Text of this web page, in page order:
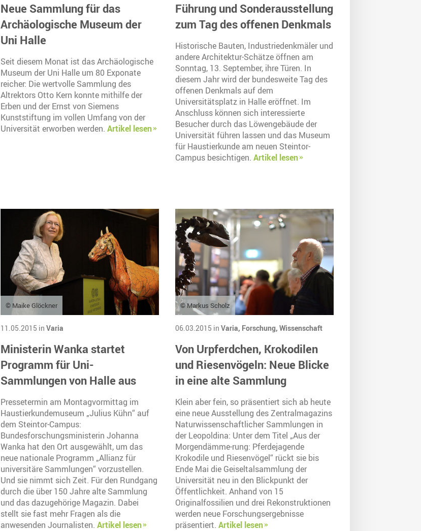
Neue Sammlung für das
Archäologische Museum der
Uni Halle
Seit diesem Monat ist das Archäologische
Museum der Uni Halle um 80 Exponate
reicher: Die wertvolle Sammlung des
Altrektors Otto Kern konnte mithilfe der
Erben und der Ernst von Siemens
Kunststiftung im vollen Umfang von der
Universität erworben werden. Artikel lesen
Führung und Sonderausstellung
zum Tag des offenen Denkmals
Historische Bauten, Industriedenkmäler und
andere Architektur-Schätze öffnen am
Sonntag, 13. September, ihre Türen. In
diesem Jahr wird der bundesweite Tag des
offenen Denkmals auf dem
Universitätsplatz in Halle eröffnet. Im
Anschluss können sich interessierte
Besucher durch das Löwengebäude der
Universität führen lassen und das Museum
für Haustierkunde am neuen Steintor-
Campus besichtigen. Artikel lesen
© Maike Glöckner
11.05.2015 in Varia
Ministerin Wanka startet
Programm für Uni-
Sammlungen von Halle aus
Pressetermin am Montagvormittag im
Haustierkundemuseum „Julius Kühn“ auf
dem Steintor-Campus:
Bundesforschungsministerin Johanna
Wanka hat den Ort ausgewählt, um das
neue nationale Programm „Allianz für
universitäre Sammlungen“ vorzustellen.
Und sie nimmt sich Zeit. Für den Rundgang
durch die über 150 Jahre alte Sammlung
und das dazugehörige Magazin. Dabei
stellt sie fast mehr Fragen als die
anwesenden Journalisten. Artikel lesen
© Markus Scholz
06.03.2015 in Varia, Forschung, Wissenschaft
Von Urpferdchen, Krokodilen
und Riesenvögeln: Neue Blicke
in eine alte Sammlung
Klein aber fein, so präsentiert sich ab heute
eine neue Ausstellung des Zentralmagazins
Naturwissenschaftlicher Sammlungen in
der Leopoldina: Unter dem Titel „Aus der
Morgendämme-rung: Pferdejagende
Krokodile und Riesenvögel“ rückt sie bis
Ende Mai die Geiseltalsammlung der
Universität neu in den Blickpunkt der
Öffentlichkeit. Anhand von 15
Originalfossilien und drei Rekonstruktionen
werden neue Forschungsergebnisse
präsentiert. Artikel lesen